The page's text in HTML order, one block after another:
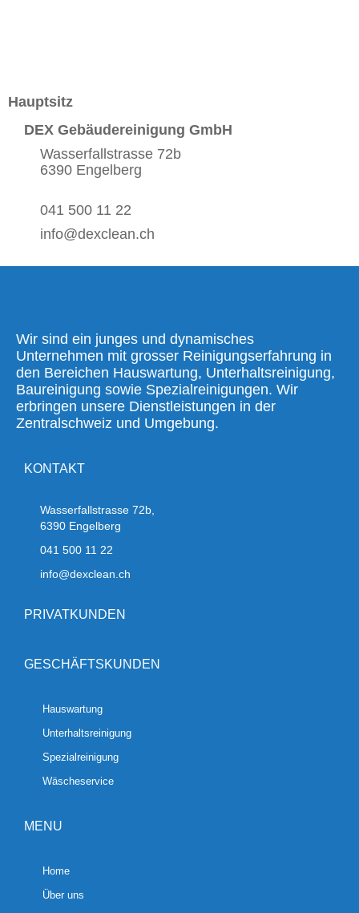
Hauptsitz
DEX Gebäudereinigung GmbH
Wasserfallstrasse 72b
6390 Engelberg
041 500 11 22
info@dexclean.ch
Wir sind ein junges und dynamisches
Unternehmen mit grosser Reinigungserfahrung in
den Bereichen Hauswartung, Unterhaltsreinigung,
Baureinigung sowie Spezialreinigungen. Wir
erbringen unsere Dienstleistungen in der
Zentralschweiz und Umgebung.
KONTAKT
Wasserfallstrasse 72b,
6390 Engelberg
041 500 11 22
info@dexclean.ch
PRIVATKUNDEN
GESCHÄFTSKUNDEN
Hauswartung
Unterhaltsreinigung
Spezialreinigung
Wäscheservice
MENU
Home
Über uns